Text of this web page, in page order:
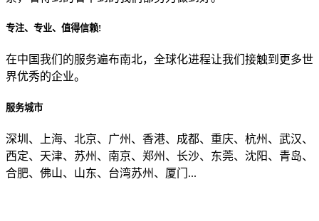
专注、专业、值得信赖!
在中国我们的服务遍布南北，全球化进程让我们接触到更多世
界优秀的企业。
服务城市
深圳、上海、北京、广州、香港、成都、重庆、杭州、武汉、
西定、天津、苏州、南京、郑州、长沙、东莞、沈阳、青岛、
合肥、佛山、山东、台湾苏州、厦门...